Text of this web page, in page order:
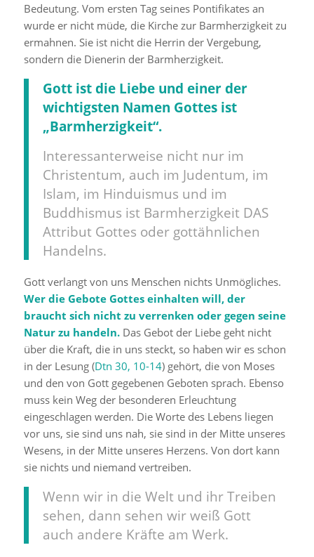
Bedeutung. Vom ersten Tag seines Pontifikates an
wurde er nicht müde, die Kirche zur Barmherzigkeit zu
ermahnen. Sie ist nicht die Herrin der Vergebung,
sondern die Dienerin der Barmherzigkeit.
Gott ist die Liebe und einer der
wichtigsten Namen Gottes ist
„Barmherzigkeit“.
Interessanterweise nicht nur im
Christentum, auch im Judentum, im
Islam, im Hinduismus und im
Buddhismus ist Barmherzigkeit DAS
Attribut Gottes oder gottähnlichen
Handelns.
Gott verlangt von uns Menschen nichts Unmögliches.
Wer die Gebote Gottes einhalten will, der
braucht sich nicht zu verrenken oder gegen seine
Natur zu handeln.Das Gebot der Liebe geht nicht
über die Kraft, die in uns steckt, so haben wir es schon
in der Lesung (Dtn 30, 10-14) gehört, die von Moses
und den von Gott gegebenen Geboten sprach. Ebenso
muss kein Weg der besonderen Erleuchtung
eingeschlagen werden. Die Worte des Lebens liegen
vor uns, sie sind uns nah, sie sind in der Mitte unseres
Wesens, in der Mitte unseres Herzens. Von dort kann
sie nichts und niemand vertreiben.
Wenn wir in die Welt und ihr Treiben
sehen, dann sehen wir weiß Gott
auch andere Kräfte am Werk.